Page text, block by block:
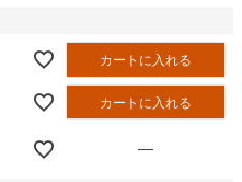
カートに入れる
カートに入れる
—